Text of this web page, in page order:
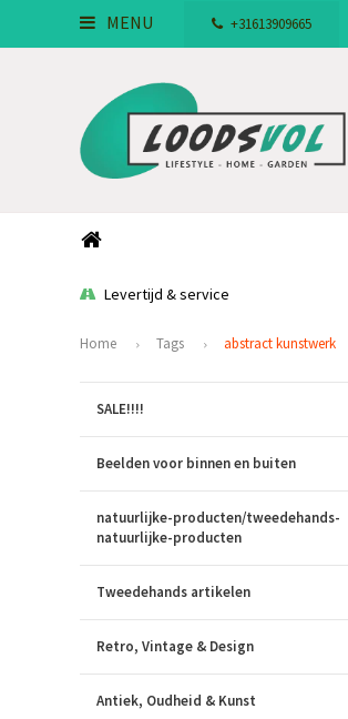
MENU +31613909665
Levertijd & service
Home Tags abstract kunstwerk
SALE!!!!
Beelden voor binnen en buiten
natuurlijke-producten/tweedehands-
natuurlijke-producten
Tweedehands artikelen
Retro, Vintage & Design
Antiek, Oudheid & Kunst